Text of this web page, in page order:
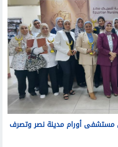
مستشفى أورام مدينة نصر وتصرف